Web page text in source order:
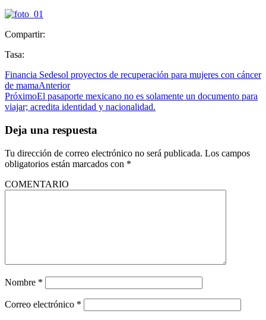
Compartir:
Tasa:
Financia Sedesol proyectos de recuperación para mujeres con cáncer
de mamaAnterior
PróximoEl pasaporte mexicano no es solamente un documento para
viajar; acredita identidad y nacionalidad.
Deja una respuesta
Tu dirección de correo electrónico no será publicada. Los campos
obligatorios están marcados con *
COMENTARIO
Nombre *
Correo electrónico *